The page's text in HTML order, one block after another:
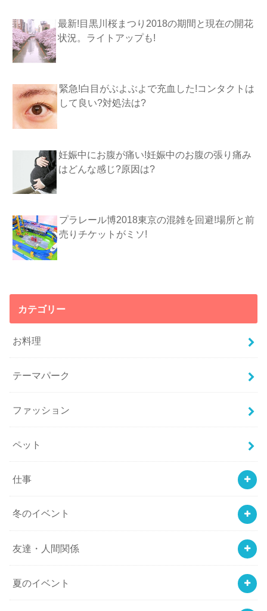
最新!目黒川桜まつり2018の期間と現在の開花
状況。ライトアップも!
緊急!白目がぶよぶよで充血した!コンタクトは
して良い?対処法は?
妊娠中にお腹が痛い!妊娠中のお腹の張り痛み
はどんな感じ?原因は?
プラレール博2018東京の混雑を回避!場所と前
売りチケットがミソ!
カテゴリー
お料理
テーマパーク
ファッション
ペット
仕事
冬のイベント
友達・人間関係
夏のイベント